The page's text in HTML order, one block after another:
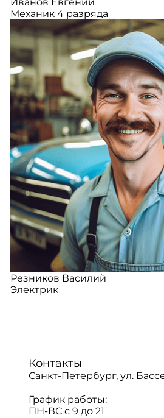
Механик 4 разряда
Резников Василий
Электрик
Контакты
Санкт-Петербург, ул.
График работы:
ПН-ВС с 9 до 21